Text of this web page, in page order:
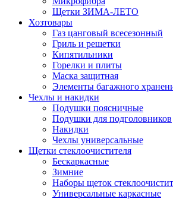
Щетки ЗИМА-ЛЕТО
Хозтовары
Газ цанговый всесезонный
Гриль и решетки
Кипятильники
Горелки и плиты
Маска защитная
Элементы багажного
Чехлы и накидки
Подушки поясничные
Подушки для подголовников
Накидки
Чехлы универсальные
Щетки стеклоочистителя
Бескаркасные
Зимние
Наборы щеток
Универсальные каркасные